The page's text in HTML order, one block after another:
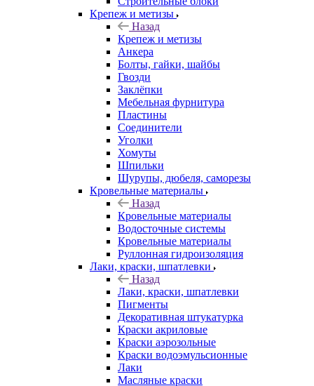
Крепеж и метизы
Назад
Крепеж и метизы
Анкера
Болты, гайки, шайбы
Гвозди
Заклёпки
Мебельная фурнитура
Пластины
Соединители
Уголки
Хомуты
Шпильки
Шурупы, дюбеля, саморезы
Кровельные материалы
Назад
Кровельные материалы
Водосточные системы
Кровельные материалы
Руллонная гидроизоляция
Лаки, краски, шпатлевки
Назад
Лаки, краски, шпатлевки
Пигменты
Декоративная штукатурка
Краски акриловые
Краски аэрозольные
Краски водоэмульсионные
Лаки
Масляные краски